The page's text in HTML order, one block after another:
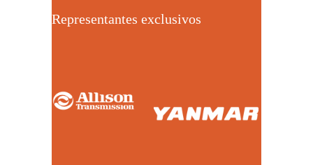
Representantes exclusivos